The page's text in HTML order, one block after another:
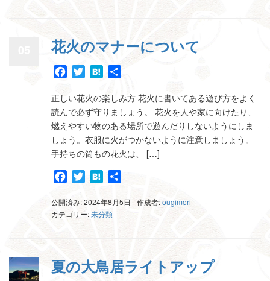
花火のマナーについて
FacebookTwitterHatena
正しい花火の楽しみ方 花火に書いてある遊び方をよく
読んで必ず守りましょう。 花火を人や家に向けたり、
燃えやすい物のある場所で遊んだりしないようにしま
しょう。衣服に火がつかないように注意しましょう。
手持ちの筒もの花火は、 […]
FacebookTwitterHatena
公開済み: 2024年8月5日 作成者:ougimori
カテゴリー:未分類
夏の大鳥居ライトアップ